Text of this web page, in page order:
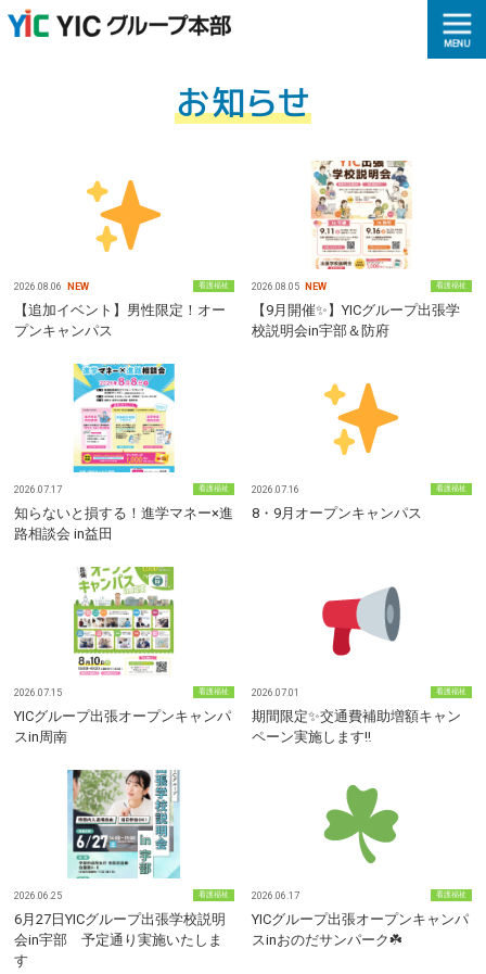
2026.08.06 NEW 看護福祉
【追加イベント】男性限定！オー
プンキャンパス
2026.08.05 NEW 看護福祉
【9月開催✨】YICグループ出張学
校説明会in宇部＆防府
2026.07.17 看護福祉
知らないと損する！進学マネー×進
路相談会 in益田
2026.07.16 看護福祉
8・9月オープンキャンパス
2026.07.15 看護福祉
YICグループ出張オープンキャンパ
スin周南
2026.07.01 看護福祉
期間限定✨交通費補助増額キャン
ペーン実施します‼
2026.06.25 看護福祉
6月27日YICグループ出張学校説明
会in宇部 予定通り実施いたしま
す
2026.06.17 看護福祉
YICグループ出張オープンキャンパ
スinおのだサンパーク☘️